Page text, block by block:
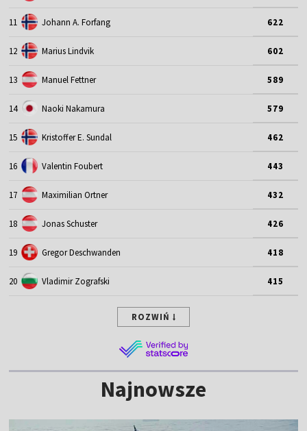
11 Johann A. Forfang 622
12 Marius Lindvik 602
13 Manuel Fettner 589
14 Naoki Nakamura 579
15 Kristoffer E. Sundal 462
16 Valentin Foubert 443
17 Maximilian Ortner 432
18 Jonas Schuster 426
19 Gregor Deschwanden 418
20 Vladimir Zografski 415
ROZWIŃ
Najnowsze